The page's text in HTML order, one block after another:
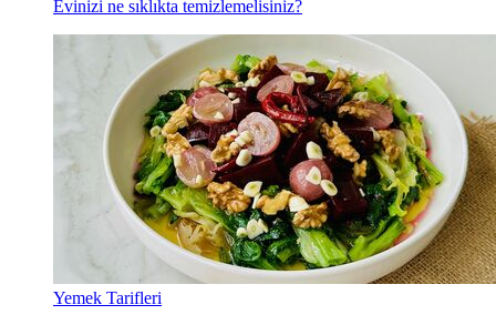
Evinizi ne sıklıkta temizlemelisiniz?
Yemek Tarifleri